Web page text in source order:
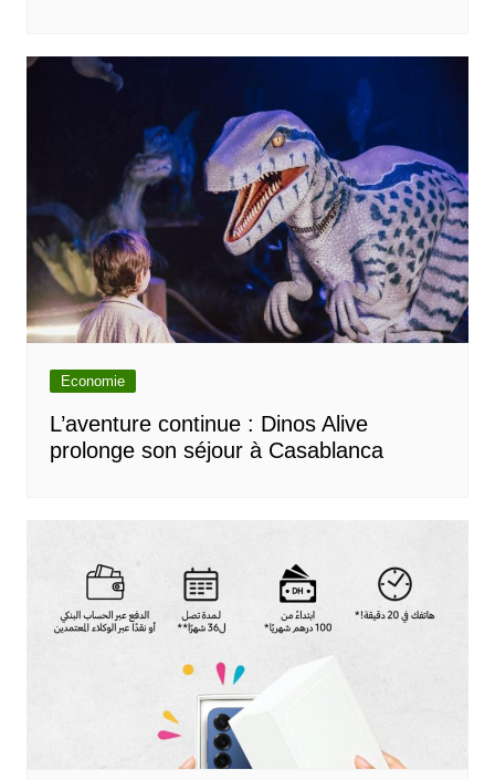
Economie
L’aventure continue : Dinos Alive
prolonge son séjour à Casablanca